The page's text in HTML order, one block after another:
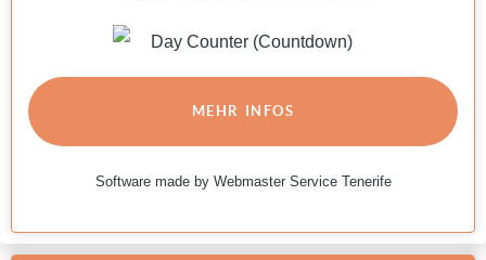
MEHR INFOS
Software made by Webmaster Service Tenerife